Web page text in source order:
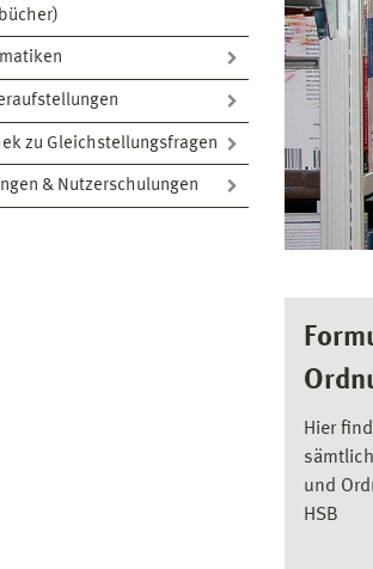
zu Gleichstellungsfragen
& Nutzerschulungen
Hier
und
HSB